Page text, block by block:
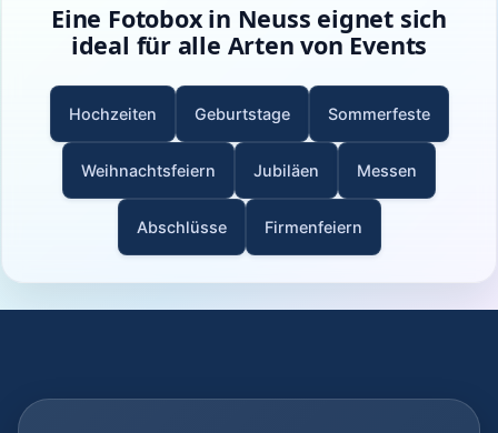
Eine Fotobox in Neuss eignet sich
ideal für alle Arten von Events
Hochzeiten Geburtstage Sommerfeste
Weihnachtsfeiern Jubiläen Messen
Abschlüsse Firmenfeiern